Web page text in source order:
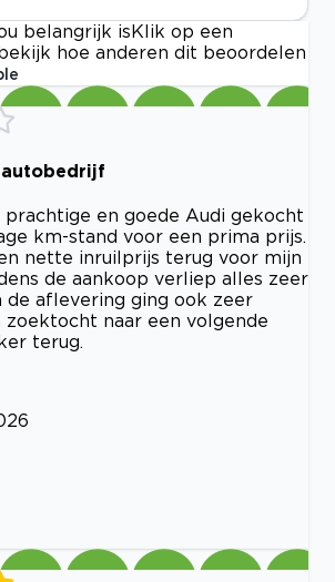
belangrijk is Klik op een
hoe anderen dit beoordelen
autobedrijf
en goede Audi gekocht
km-stand voor een prima prijs.
nette inruilprijs terug voor mijn
de aankoop verliep alles zeer
de aflevering ging ook zeer
naar een volgende
terug.